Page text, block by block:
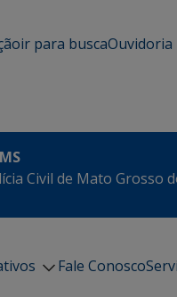
ir para buscaOuvidoria
Civil de Mato Grosso
Fale Conosco